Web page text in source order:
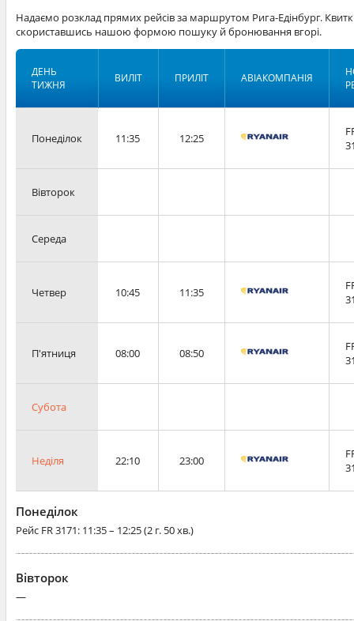
Надаємо розклад прямих рейсів за маршрутом Рига-Едінбург.
скориставшись нашою формою пошуку й бронювання вгорі.
ДЕНЬ
ТИЖНЯ
ВИЛІТ ПРИЛІТ АВІАКОМПАНІЯ
Понеділок 11:35 12:25
Вівторок
Середа
Четвер 10:45 11:35
П'ятниця 08:00 08:50
Субота
Неділя 22:10 23:00
Понеділок
Рейс FR 3171: 11:35 – 12:25 (2 г. 50 хв.)
Вівторок
—